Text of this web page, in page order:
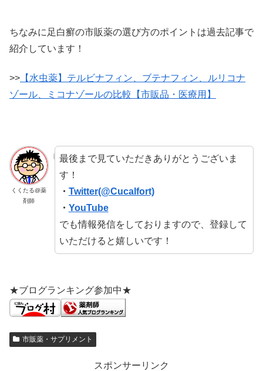
ちなみに足白癬の市販薬の選び方のポイントは過去記事で
紹介しています！
>> 【水虫薬】テルビナフィン、ブテナフィン、ルリコナ
ゾール、ミコナゾールの比較【市販品・医療用】
くくたる@薬
剤師
最後まで見ていただきありがとうございま
す！
・ Twitter(@Cucalfort)
・ YouTube
でも情報発信をしておりますので、登録して
いただけると嬉しいです！
★ブログランキング参加中★
市販薬・サプリメント
スポンサーリンク